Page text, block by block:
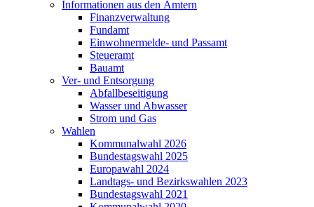
Informationen aus den Ämtern
Finanzverwaltung
Fundamt
Einwohnermelde- und Passamt
Steueramt
Bauamt
Ver- und Entsorgung
Abfallbeseitigung
Wasser und Abwasser
Strom und Gas
Wahlen
Kommunalwahl 2026
Bundestagswahl 2025
Europawahl 2024
Landtags- und Bezirkswahlen 2023
Bundestagswahl 2021